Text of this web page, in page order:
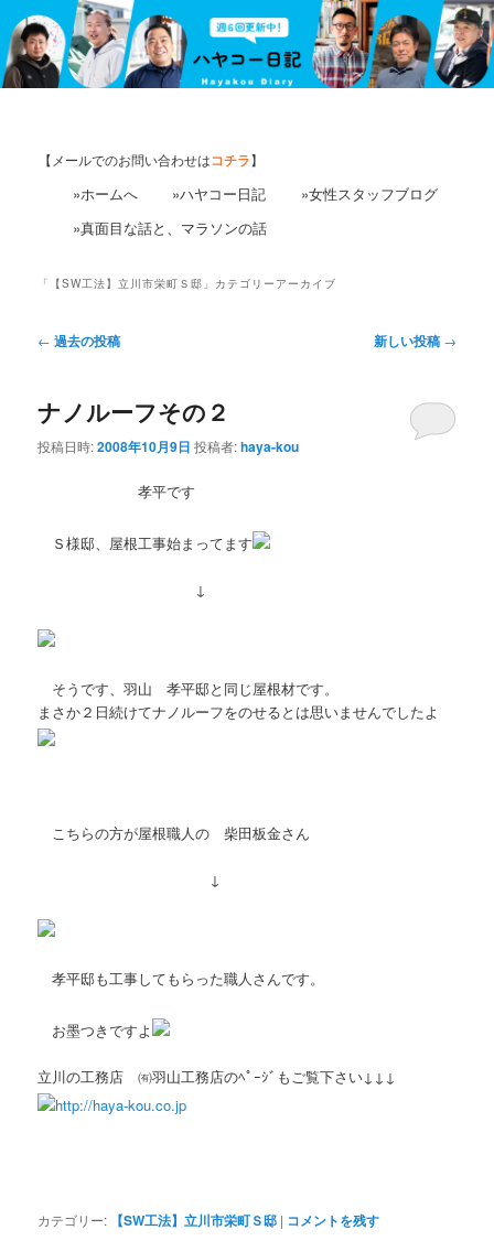
【メールでのお問い合わせはコチラ】
»ホームへ »ハヤコー日記
»女性スタッフブログ
»真面目な話と、マラソンの話
「 【SW工法】立川市栄町Ｓ邸 」カテゴリーアーカイブ
投
ビ
ゲ
ー
← 過去の投稿 新しい投稿 →
ナノルーフその２
投稿日時:2008年10月9日 投稿者:haya-kou
孝平です
Ｓ様邸、屋根工事始まってます
↓
そうです、羽山 孝平邸と同じ屋根材です。
まさか２日続けてナノルーフをのせるとは思いませんでしたよ
こちらの方が屋根職人の 柴田板金さん
↓
孝平邸も工事してもらった職人さんです。
お墨つきですよ
立川の工務店 ㈲羽山工務店のﾍﾟｰｼﾞもご覧下さい↓↓↓
http://haya-kou.co.jp
カテゴリー: 【SW工法】立川市栄町Ｓ邸 | コメントを残す